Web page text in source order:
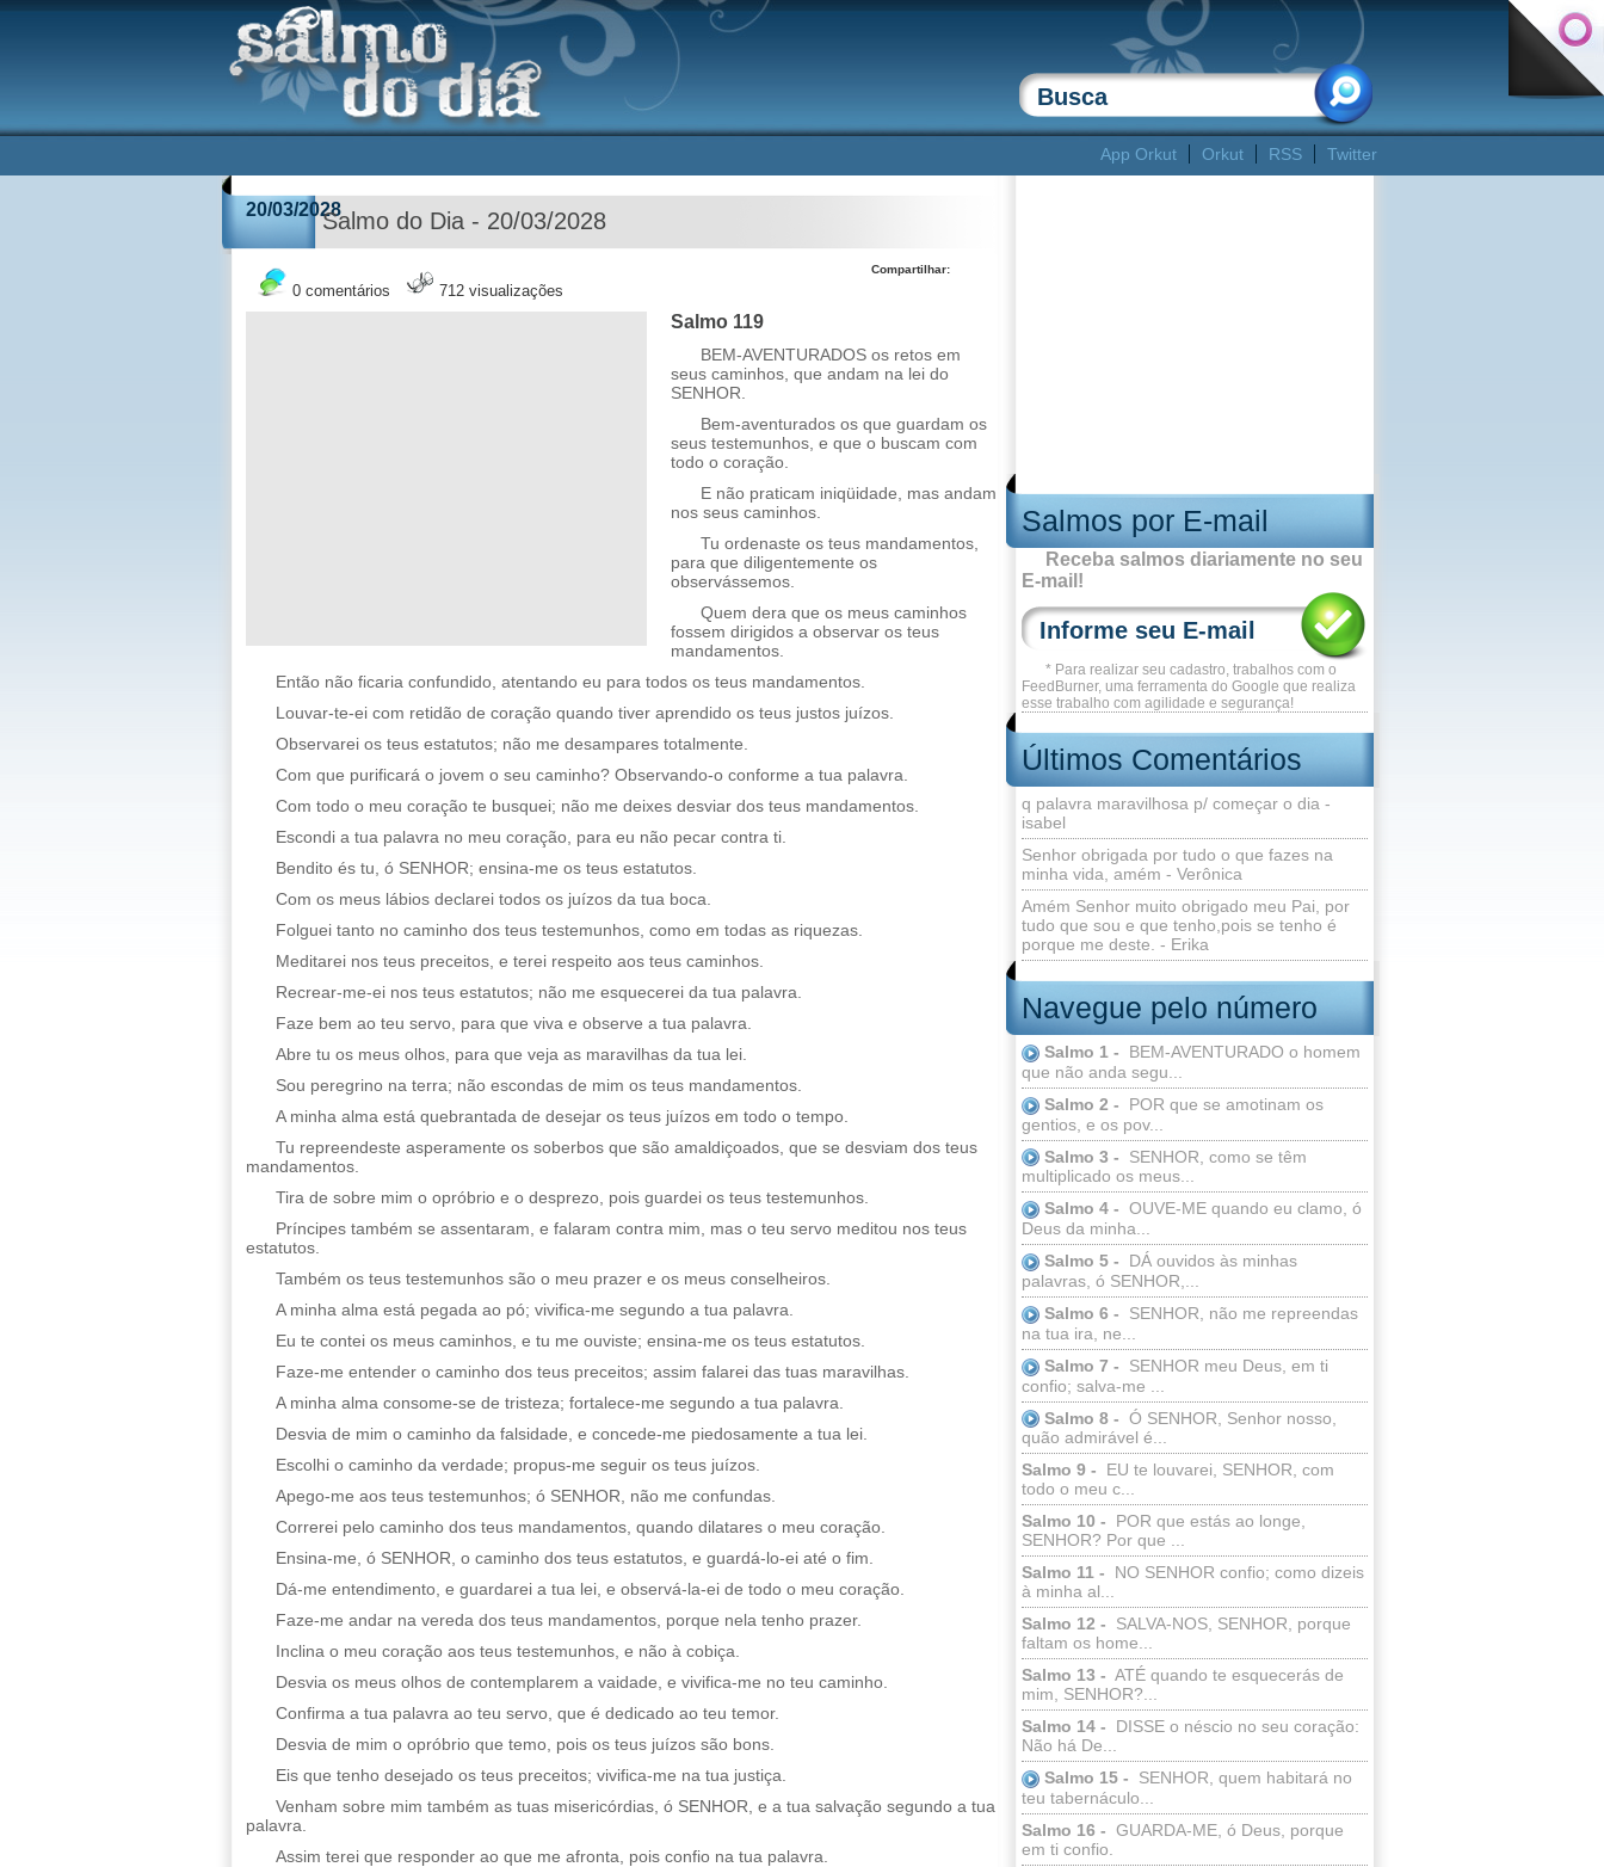
App Orkut Orkut RSS Twitter
Salmos por E-mail
Receba salmos diariamente no seu
E-mail!
* Para realizar seu cadastro, trabalhos com o
FeedBurner, uma ferramenta do Google que realiza
esse trabalho com agilidade e segurança!
Últimos Comentários
q palavra maravilhosa p/ começar o dia -
isabel
Senhor obrigada por tudo o que fazes na
minha vida, amém - Verônica
Amém Senhor muito obrigado meu Pai, por
tudo que sou e que tenho,pois se tenho é
porque me deste. - Erika
Navegue pelo número
Salmo 1 -
BEM-AVENTURADO o homem
que não anda segu...
Salmo 2 -
POR que se amotinam os
gentios, e os pov...
Salmo 3 -
SENHOR, como se têm
multiplicado os meus...
Salmo 4 - OUVE-ME quando eu clamo, ó
Deus da minha...
Salmo 5 -
DÁ ouvidos às minhas
palavras, ó SENHOR,...
Salmo 6 -
SENHOR, não me repreendas
na tua ira, ne...
Salmo 7 -
SENHOR meu Deus, em ti
confio; salva-me ...
Salmo 8 - Ó SENHOR, Senhor nosso,
quão admirável é...
Salmo 9 -
EU te louvarei, SENHOR, com
todo o meu c...
Salmo 10 -
POR que estás ao longe,
SENHOR? Por que ...
Salmo 11 -
NO SENHOR confio; como dizeis
à minha al...
Salmo 12 -
SALVA-NOS, SENHOR, porque
faltam os home...
Salmo 13 - ATÉ quando te esquecerás de
mim, SENHOR?...
Salmo 14 -
DISSE o néscio no seu coração:
Não há De...
Salmo 15 -
SENHOR, quem habitará no
teu tabernáculo...
Salmo 16 - GUARDA-ME, ó Deus, porque
em ti confio.
20/03/2028Salmo do Dia - 20/03/2028
0 comentários 712 visualizações
Compartilhar:
Salmo 119
BEM-AVENTURADOS os retos em
seus caminhos, que andam na lei do
SENHOR.
Bem-aventurados os que guardam os
seus testemunhos, e que o buscam com
todo o coração.
E não praticam iniqüidade, mas andam
nos seus caminhos.
Tu ordenaste os teus mandamentos,
para que diligentemente os
observássemos.
Quem dera que os meus caminhos
fossem dirigidos a observar os teus
mandamentos.
Então não ficaria confundido, atentando eu para todos os teus mandamentos.
Louvar-te-ei com retidão de coração quando tiver aprendido os teus justos juízos.
Observarei os teus estatutos; não me desampares totalmente.
Com que purificará o jovem o seu caminho? Observando-o conforme a tua palavra.
Com todo o meu coração te busquei; não me deixes desviar dos teus mandamentos.
Escondi a tua palavra no meu coração, para eu não pecar contra ti.
Bendito és tu, ó SENHOR; ensina-me os teus estatutos.
Com os meus lábios declarei todos os juízos da tua boca.
Folguei tanto no caminho dos teus testemunhos, como em todas as riquezas.
Meditarei nos teus preceitos, e terei respeito aos teus caminhos.
Recrear-me-ei nos teus estatutos; não me esquecerei da tua palavra.
Faze bem ao teu servo, para que viva e observe a tua palavra.
Abre tu os meus olhos, para que veja as maravilhas da tua lei.
Sou peregrino na terra; não escondas de mim os teus mandamentos.
A minha alma está quebrantada de desejar os teus juízos em todo o tempo.
Tu repreendeste asperamente os soberbos que são amaldiçoados, que se desviam dos teus
mandamentos.
Tira de sobre mim o opróbrio e o desprezo, pois guardei os teus testemunhos.
Príncipes também se assentaram, e falaram contra mim, mas o teu servo meditou nos teus
estatutos.
Também os teus testemunhos são o meu prazer e os meus conselheiros.
A minha alma está pegada ao pó; vivifica-me segundo a tua palavra.
Eu te contei os meus caminhos, e tu me ouviste; ensina-me os teus estatutos.
Faze-me entender o caminho dos teus preceitos; assim falarei das tuas maravilhas.
A minha alma consome-se de tristeza; fortalece-me segundo a tua palavra.
Desvia de mim o caminho da falsidade, e concede-me piedosamente a tua lei.
Escolhi o caminho da verdade; propus-me seguir os teus juízos.
Apego-me aos teus testemunhos; ó SENHOR, não me confundas.
Correrei pelo caminho dos teus mandamentos, quando dilatares o meu coração.
Ensina-me, ó SENHOR, o caminho dos teus estatutos, e guardá-lo-ei até o fim.
Dá-me entendimento, e guardarei a tua lei, e observá-la-ei de todo o meu coração.
Faze-me andar na vereda dos teus mandamentos, porque nela tenho prazer.
Inclina o meu coração aos teus testemunhos, e não à cobiça.
Desvia os meus olhos de contemplarem a vaidade, e vivifica-me no teu caminho.
Confirma a tua palavra ao teu servo, que é dedicado ao teu temor.
Desvia de mim o opróbrio que temo, pois os teus juízos são bons.
Eis que tenho desejado os teus preceitos; vivifica-me na tua justiça.
Venham sobre mim também as tuas misericórdias, ó SENHOR, e a tua salvação segundo a tua
palavra.
Assim terei que responder ao que me afronta, pois confio na tua palavra.